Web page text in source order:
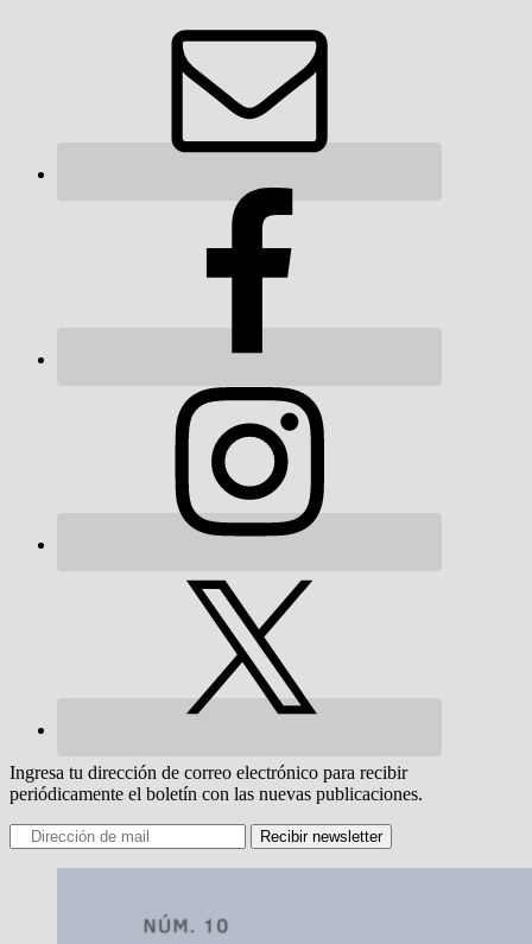
Ingresa tu dirección de correo electrónico para recibir
periódicamente el boletín con las nuevas publicaciones.
Recibir newsletter